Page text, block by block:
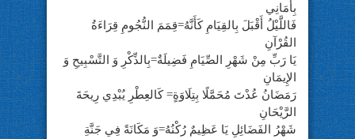
بِأَمَانِي
فَاللَّيْلُ أَقْبَلَ بِالقِيَامِ كَأَنَّهُ=قِمَمَ النُّجُومِ قِرَاءَةُ
القُرْآنِ
يَا رَبِّ مِنْ شَهْرِ الصِّيَامِ فَضِيلَةٌ=بِالذِّكْرِ وَ التَّسْبِيحِ وَ
الإِيمَانِ
رَمَضَانُ عُدْتَ مُحَمَّلًا بِتِلَاوَةٍ= كَالعِطْرِ يُبْدِي رِيحَةَ
الرَّيْحَانِ
شَهْرُ الفَضَائِلِ يَا عَظِيمٌ رُكْنُهُ=وَ مَكَانَةً فِي جَنَّةِ